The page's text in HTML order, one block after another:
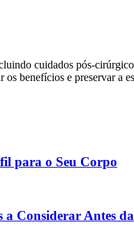
cuidados pós-
benefícios e preservar a
para o Seu Corpo
Considerar Antes